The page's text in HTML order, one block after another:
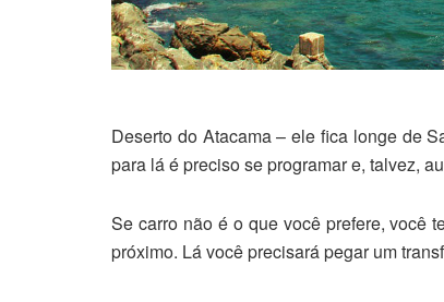
Deserto do Atacama – ele fica longe de
para lá é preciso se programar e, talvez,
Se carro não é o que você prefere, você
próximo. Lá você precisará pegar um